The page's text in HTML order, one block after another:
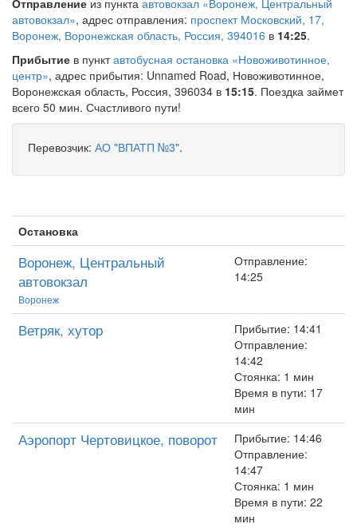
Отправление из пункта автовокзал «Воронеж, Центральный
автовокзал», адрес отправления: проспект Московский, 17,
Воронеж, Воронежская область, Россия, 394016 в 14:25.
Прибытие в пунктавтобусная остановка «Новоживотинное,
центр», адрес прибытия: Unnamed Road, Новоживотинное,
Воронежская область, Россия, 396034 в 15:15. Поездка займет
всего 50 мин. Счастливого пути!
Перевозчик: АО "ВПАТП №3".
Остановка
Воронеж, Центральный
автовокзал
Воронеж
Отправление:
14:25
Ветряк, хутор
Прибытие: 14:41
Отправление:
14:42
Стоянка: 1 мин
Время в пути: 17
мин
Аэропорт Чертовицкое, поворот
Прибытие: 14:46
Отправление:
14:47
Стоянка: 1 мин
Время в пути: 22
мин